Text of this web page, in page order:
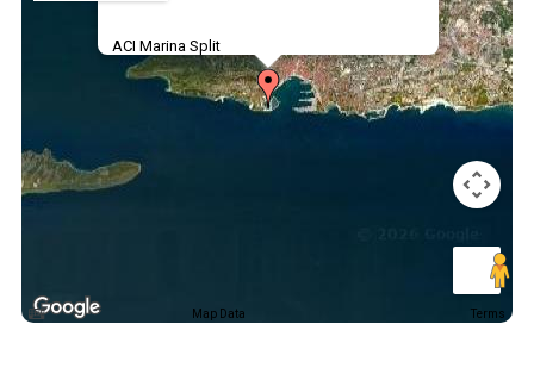
ACI Marina Split
Map Data Terms